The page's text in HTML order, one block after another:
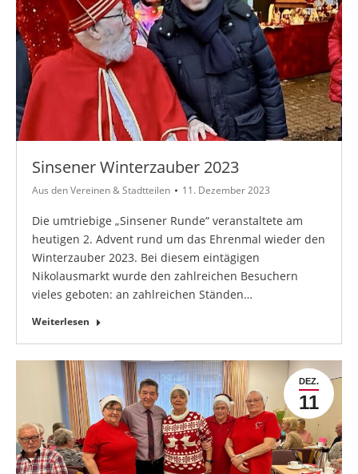
Sinsener Winterzauber 2023
Aus den Vereinen & Stadtteilen 11. Dezember 2023
Die umtriebige „Sinsener Runde“ veranstaltete am
heutigen 2. Advent rund um das Ehrenmal wieder den
Winterzauber 2023. Bei diesem eintägigen
Nikolausmarkt wurde den zahlreichen Besuchern
vieles geboten: an zahlreichen Ständen…
Weiterlesen
DEZ.
11